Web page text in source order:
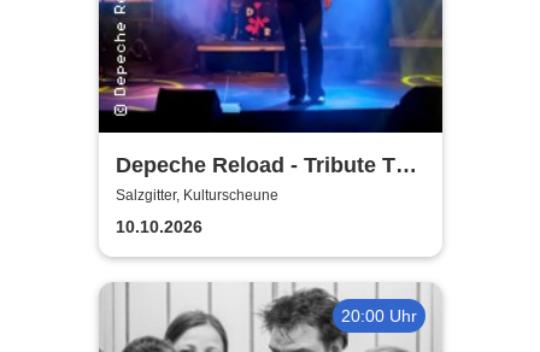
Depeche Reload - Tribute To
Depeche Mode
Salzgitter, Kulturscheune
10.10.2026
20:00 Uhr